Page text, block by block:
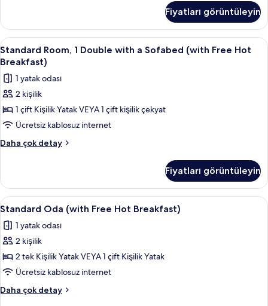
Breakfast)
için
tüm
fotoğrafları
görün
Kişilik
Yatak
(with
Free
Breakfast)
hakkında
fazla
detay
Fiyatları görüntüleyin
Standard
Room,
Double
with
a
Sofabed
(with
Breakfast)
için
tüm
fotoğrafları
görün
1 yatak odası, anti alerjik yatak
5
Standard Room, 1 Double with a Sofabed (with Free Hot
Breakfast)
1 yatak odası
2 kişilik
1 çift Kişilik Yatak VEYA 1 çift kişilik çekyat
Ücretsiz kablosuz internet
Daha çok detay
Standard
with
Sofabed
Free
Hot
hakkında
daha
detay
Fiyatları görüntüleyin
Standard
Oda
(with
Free
Hot
Breakfast)
için
tüm
1 yatak odası, anti alerjik yatak
6
Standard Oda (with Free Hot Breakfast)
1 yatak odası
2 kişilik
2 tek Kişilik Yatak VEYA 1 çift Kişilik Yatak
Ücretsiz kablosuz internet
Daha çok detay
Standard